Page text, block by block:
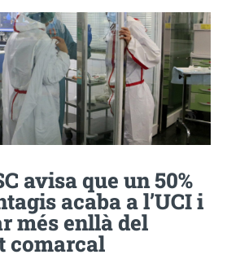
avisa que un 50%
acaba a l’UCI i
més enllà del
comarcal